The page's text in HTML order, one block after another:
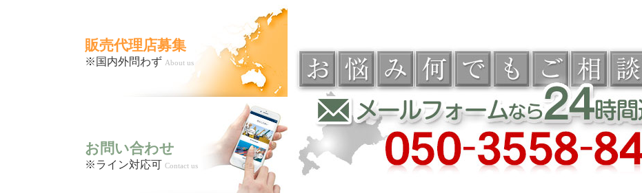
販売代理店募集
※国内外問わず About us
お問い合わせ
※ライン対応可 Contact us